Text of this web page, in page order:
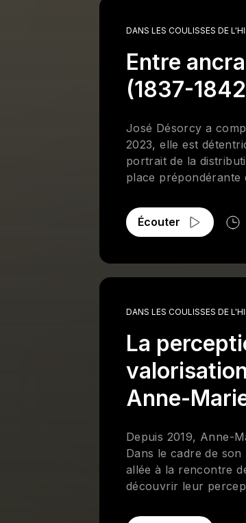
DANS LES COULISSES DE
Entre
(1837-
José Désorcy a
2023, elle est
portrait de la
place prépondérante
multiples fonctions
ans à Radio-Canada.
Écouter
DANS LES COULISSES DE
La
Anne-
Depuis 2019, Anne-
Dans le cadre de
allée à la rencontre
découvrir leur